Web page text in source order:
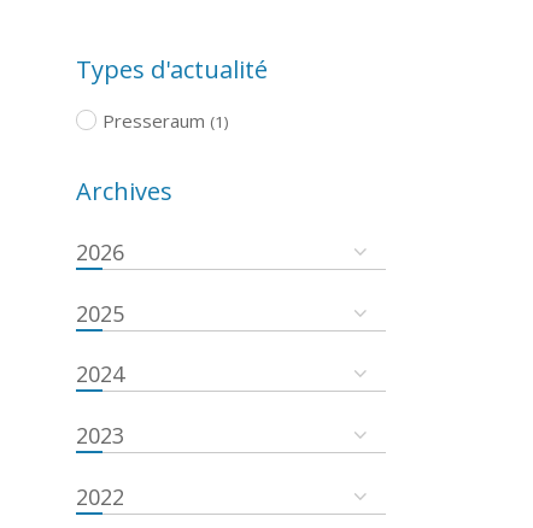
Types d'actualité
Presseraum (1)
Archives
2026
2025
2024
2023
2022